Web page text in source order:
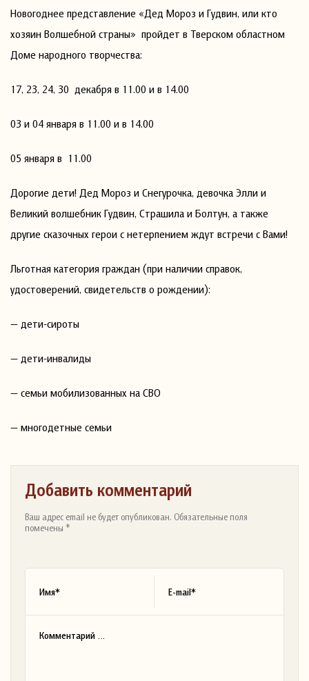
Новогоднее представление «Дед Мороз и Гудвин, или кто
хозяин Волшебной страны» пройдет в Тверском областном
Доме народного творчества:
17, 23, 24, 30 декабря в 11.00 и в 14.00
03 и 04 января в 11.00 и в 14.00
05 января в 11.00
Дорогие дети! Дед Мороз и Снегурочка, девочка Элли и
Великий волшебник Гудвин, Страшила и Болтун, а также
другие сказочных герои с нетерпением ждут встречи с Вами!
Льготная категория граждан (при наличии справок,
удостоверений, свидетельств о рождении):
— дети-сироты
— дети-инвалиды
— семьи мобилизованных на СВО
— многодетные семьи
Добавить комментарий
Ваш адрес email не будет опубликован. Обязательные поля
помечены *